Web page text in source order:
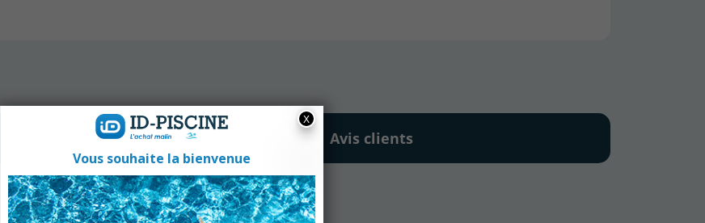
Fiche technique Produits associés Avis clients